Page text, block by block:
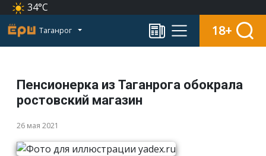
34°C
Таганрог 18+
Пенсионерка из Таганрога обокрала
ростовский магазин
26 мая 2021